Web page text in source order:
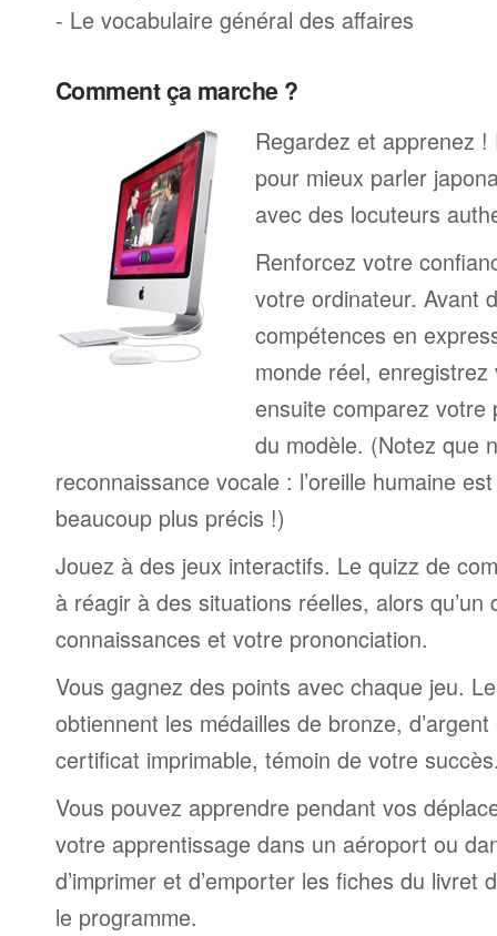
- Le vocabulaire général des affaires
Comment ça marche ?
Regardez et apprenez
pour mieux parler
avec des locuteurs
Renforcez votre
votre ordinateur. Avant
compétences en
monde réel,
ensuite comparez votre
du modèle. (Notez que
reconnaissance vocale : l’oreille humaine
beaucoup plus précis !)
Jouez à des jeux interactifs. Le quizz de
à réagir à des situations réelles, alors
connaissances et votre prononciation.
Vous gagnez des points avec chaque jeu.
obtiennent les médailles de bronze, d’argent
certificat imprimable, témoin de votre
Vous pouvez apprendre pendant vos
votre apprentissage dans un aéroport ou
d’imprimer et d’emporter les fiches du livret
le programme.